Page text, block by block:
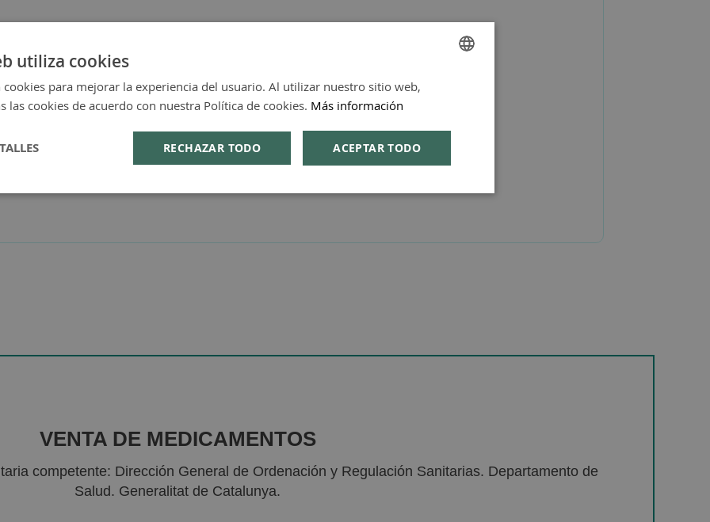
VENTA DE MEDICAMENTOS
competente: Dirección General de Ordenación y Regulación Sanitarias. Departamento de
Salud. Generalitat de Catalunya.
utiliza cookies
cookies para mejorar la experiencia del usuario. Al utilizar nuestro sitio web,
las cookies de acuerdo con nuestra Política de cookies. Más información
ACEPTAR TODO
RECHAZAR TODO